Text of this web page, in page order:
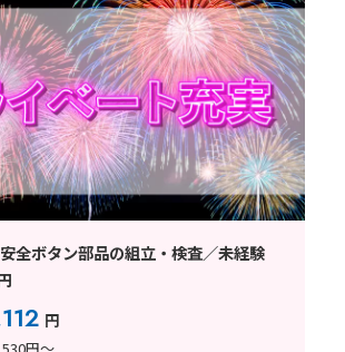
安全ボタン部品の組立・検査／未経験
円